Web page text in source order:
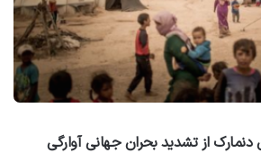
از تشدید بحران جهانی آوارگی